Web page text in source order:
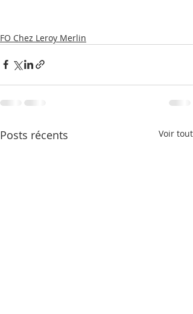
FO Chez Leroy Merlin
Posts récents Voir tout